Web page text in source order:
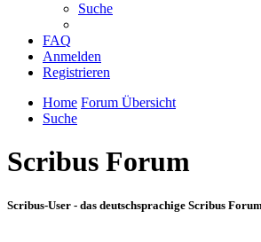
Suche
FAQ
Anmelden
Registrieren
Home Forum Übersicht
Suche
Scribus Forum
Scribus-User - das deutschsprachige Scribus Forum